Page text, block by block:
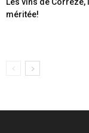
méritée!